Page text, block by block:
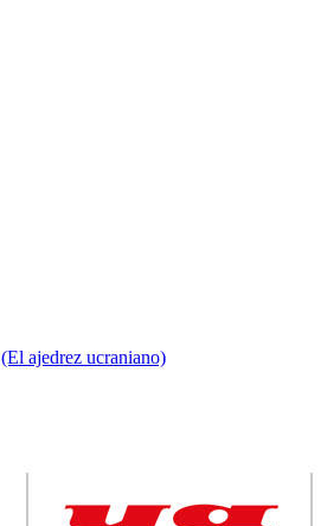
(El ajedrez ucraniano)